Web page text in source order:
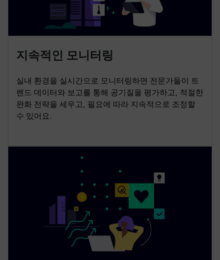
지속적인 모니터링
실내 환경을 실시간으로 모니터링하면 전문가들이 트
렌드 데이터와 보고를 통해 공기질을 평가하고, 적절한
완화 전략을 세우고, 필요에 따라 지속적으로 조정할
수 있어요.